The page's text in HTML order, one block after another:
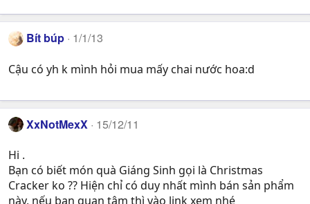
Bít búp 1/1/13
Cậu có yh k mình hỏi mua mấy chai nước hoa:d
XxNotMexX 15/12/11
Hi .
Bạn có biết món quà Giáng Sinh gọi là Christmas
Cracker ko ?? Hiện chỉ có duy nhất mình bán sản phẩm
này, nếu bạn quan tâm thì vào link xem nhé